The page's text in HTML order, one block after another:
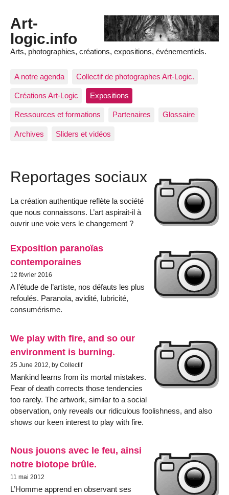
Art-
logic.info
Arts, photographies, créations, expositions, événementiels.
A notre agenda Collectif de photographes Art-Logic.
Créations Art-Logic Expositions
Ressources et formations Partenaires Glossaire
Archives Sliders et vidéos
Reportages sociaux
La création authentique reflète la société
que nous connaissons. L’art aspirait-il à
ouvrir une voie vers le changement ?
Exposition paranoïas
contemporaines
12 février 2016
A l’étude de l’artiste, nos défauts les plus
refoulés. Paranoïa, avidité, lubricité,
consumérisme.
We play with fire, and so our
environment is burning.
25 June 2012, by Collectif
Mankind learns from its mortal mistakes.
Fear of death corrects those tendencies
too rarely. The artwork, similar to a social
observation, only reveals our ridiculous foolishness, and also
shows our keen interest to play with fire.
Nous jouons avec le feu, ainsi
notre biotope brûle.
11 mai 2012
L’Homme apprend en observant ses